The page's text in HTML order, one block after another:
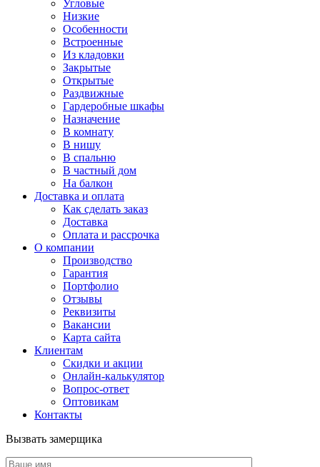
Угловые
Низкие
Особенности
Встроенные
Из кладовки
Закрытые
Открытые
Раздвижные
Гардеробные шкафы
Назначение
В комнату
В нишу
В спальню
В частный дом
На балкон
Доставка и оплата
Как сделать заказ
Доставка
Оплата и рассрочка
О компании
Производство
Гарантия
Портфолио
Отзывы
Реквизиты
Вакансии
Карта сайта
Клиентам
Скидки и акции
Онлайн-калькулятор
Вопрос-ответ
Оптовикам
Контакты
Вызвать замерщика